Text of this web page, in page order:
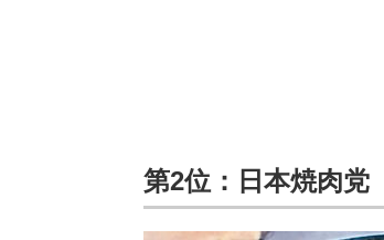
第2位：日本焼肉党